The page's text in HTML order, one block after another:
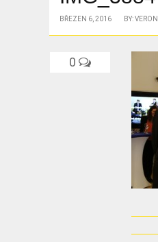
BŘEZEN 6, 2016 BY:
0